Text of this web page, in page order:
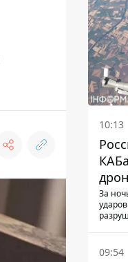
10:13
За
09:54